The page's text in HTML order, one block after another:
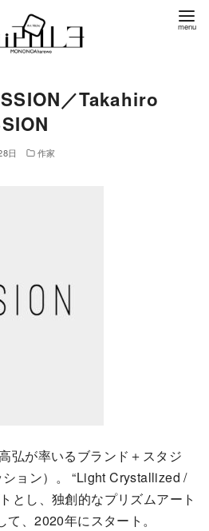
／Takahiro
日 作家
弘が率いるブランド＋スタジ
ション）。 “Light Crystallized /
とし、独創的なプリズムアート
、2020年にスタート。